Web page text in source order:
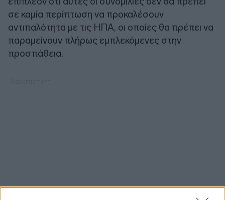
σε καμία περίπτωση να προκαλέσουν
αντιπαλότητα με τις ΗΠΑ, οι οποίες θα πρέπει να
παραμείνουν πλήρως εμπλεκόμενες στην
προσπάθεια.